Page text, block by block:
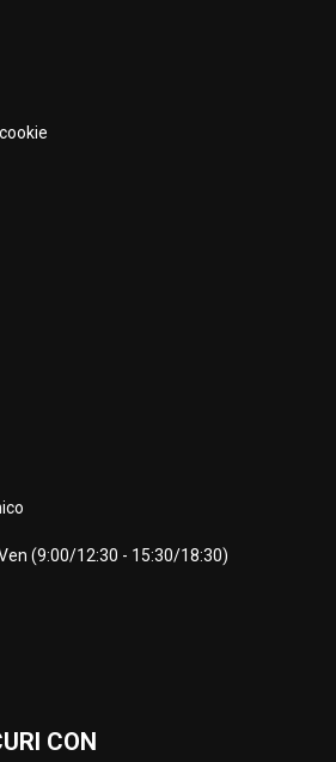
(9:00/12:30 - 15:30/18:30)
CON